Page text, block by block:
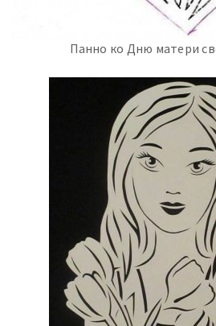
Панно ко Дню матери